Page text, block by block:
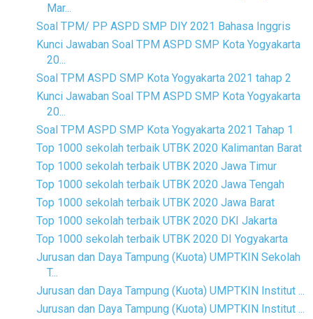
Mar...
Soal TPM/ PP ASPD SMP DIY 2021 Bahasa Inggris
Kunci Jawaban Soal TPM ASPD SMP Kota Yogyakarta
20...
Soal TPM ASPD SMP Kota Yogyakarta 2021 tahap 2
Kunci Jawaban Soal TPM ASPD SMP Kota Yogyakarta
20...
Soal TPM ASPD SMP Kota Yogyakarta 2021 Tahap 1
Top 1000 sekolah terbaik UTBK 2020 Kalimantan Barat
Top 1000 sekolah terbaik UTBK 2020 Jawa Timur
Top 1000 sekolah terbaik UTBK 2020 Jawa Tengah
Top 1000 sekolah terbaik UTBK 2020 Jawa Barat
Top 1000 sekolah terbaik UTBK 2020 DKI Jakarta
Top 1000 sekolah terbaik UTBK 2020 DI Yogyakarta
Jurusan dan Daya Tampung (Kuota) UMPTKIN Sekolah
T...
Jurusan dan Daya Tampung (Kuota) UMPTKIN Institut ...
Jurusan dan Daya Tampung (Kuota) UMPTKIN Institut ...